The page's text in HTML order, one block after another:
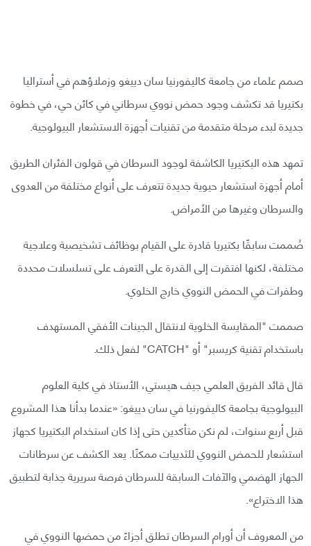
صمم علماء من جامعة كاليفورنيا سان دييغو وزملاؤهم في أستراليا
بكتيريا قد تكشف وجود حمض نووي سرطاني في كائن حي، في خطوة
جديدة لبدء مرحلة متقدمة من تقنيات أجهزة الاستشعار البيولوجية.
تمهد هذه البكتيريا الكاشفة لوجود السرطان في قولون الفئران الطريق
أمام أجهزة استشعار حيوية جديدة تتعرف على أنواع مختلفة من العدوى
والسرطان وغيرها من الأمراض.
صُممت سابقًا بكتيريا قادرة على القيام بوظائف تشخيصية وعلاجية
مختلفة، لكنها افتقرت إلى القدرة على التعرف على تسلسلات محددة
وطفرات في الحمض النووي خارج الخلوي.
صممت "المقايسة الخلوية لانتقال الجينات الأفقي المستهدف
باستخدام تقنية كريسبر" أو "CATCH" لفعل ذلك.
قال قائد الفريق العلمي جيف هيستي، الأستاذ في كلية العلوم
البيولوجية بجامعة كاليفورنيا في سان دييغو: «عندما بدأنا هذا المشروع
قبل أربع سنوات، لم نكن متأكدين حتى إذا كان استخدام البكتيريا كجهاز
استشعار للحمض النووي للثدييات ممكنًا. يعد الكشف عن سرطانات
الجهاز الهضمي والآفات السابقة للسرطان فرصة سريرية جذابة لتطبيق
هذا الاختراع».
من المعروف أن أورام السرطان تطلق أجزاءً من حمضها النووي في